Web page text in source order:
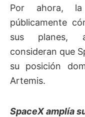
Por ahora,
públicamente
sus planes,
consideran que
su posición
Artemis.
SpaceX amplía